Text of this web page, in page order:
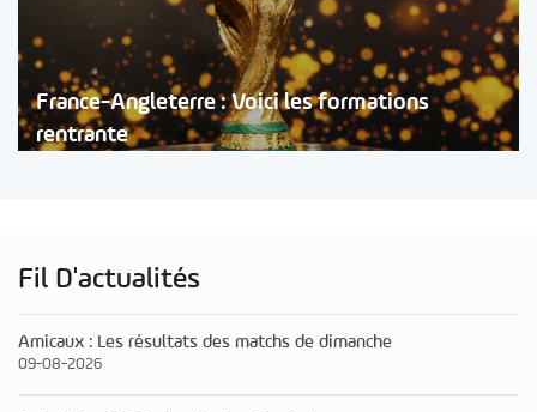
France-Angleterre : Voici les formations
rentrante
Fil D'actualités
Amicaux : Les résultats des matchs de dimanche
09-08-2026